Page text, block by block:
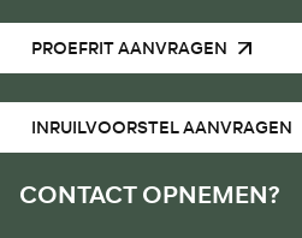
PROEFRIT AANVRAGEN
INRUILVOORSTEL AANVRAGEN
CONTACT OPNEMEN?